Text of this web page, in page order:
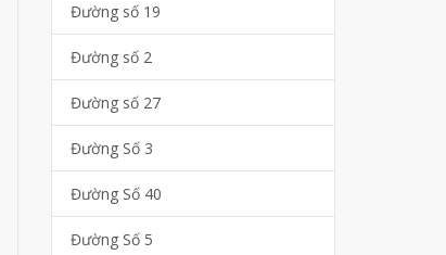
Đường số 19
Đường số 2
Đường số 27
Đường Số 3
Đường Số 40
Đường Số 5